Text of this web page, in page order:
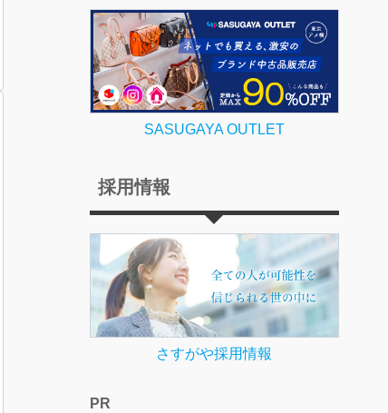
SASUGAYA OUTLET
採用情報
さすがや採用情報
PR